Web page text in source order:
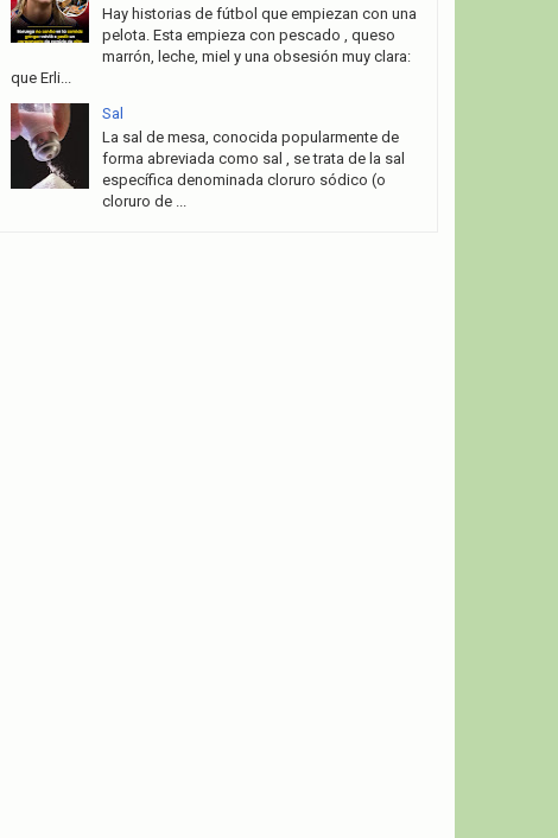
Hay historias de fútbol que empiezan con una
pelota. Esta empieza con pescado , queso
marrón, leche, miel y una obsesión muy clara:
que Erli...
Sal
La sal de mesa, conocida popularmente de
forma abreviada como sal , se trata de la sal
específica denominada cloruro sódico (o
cloruro de ...